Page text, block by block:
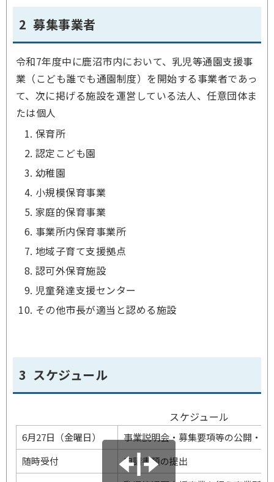
2 募集事業者
令和7年度中に鹿沼市内において、乳児等通園支援事
業（こども誰でも通園制度）を開始する事業者であっ
て、次に掲げる施設を運営している法人、任意団体ま
たは個人
保育所
認定こども園
幼稚園
小規模保育事業
家庭的保育事業
事業所内保育事業所
地域子育て支援拠点
認可外保育施設
児童発達支援センター
その他市長が適当と認める施設
3 スケジュール
スケジュール
6月27日（金曜日）
事業説明会・募集要項等の公開・配
随時受付
申請書類の提出